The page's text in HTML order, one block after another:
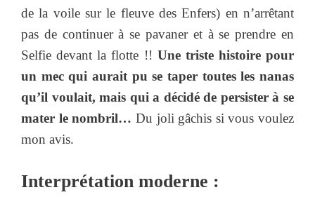
de la voile sur le fleuve des Enfers) en n’arrêtant
pas de continuer à se pavaner et à se prendre en
Selfie devant la flotte !! Une triste histoire pour
un mec qui aurait pu se taper toutes les nanas
qu’il voulait, mais qui a décidé de persister à se
mater le nombril… Du joli gâchis si vous voulez
mon avis.
Interprétation moderne :